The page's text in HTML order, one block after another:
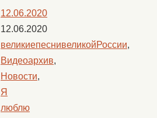
12.06.2020
12.06.2020
великиепеснивеликойРоссии,
Видеоархив,
Новости,
Я
люблю